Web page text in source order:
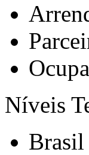
Níveis